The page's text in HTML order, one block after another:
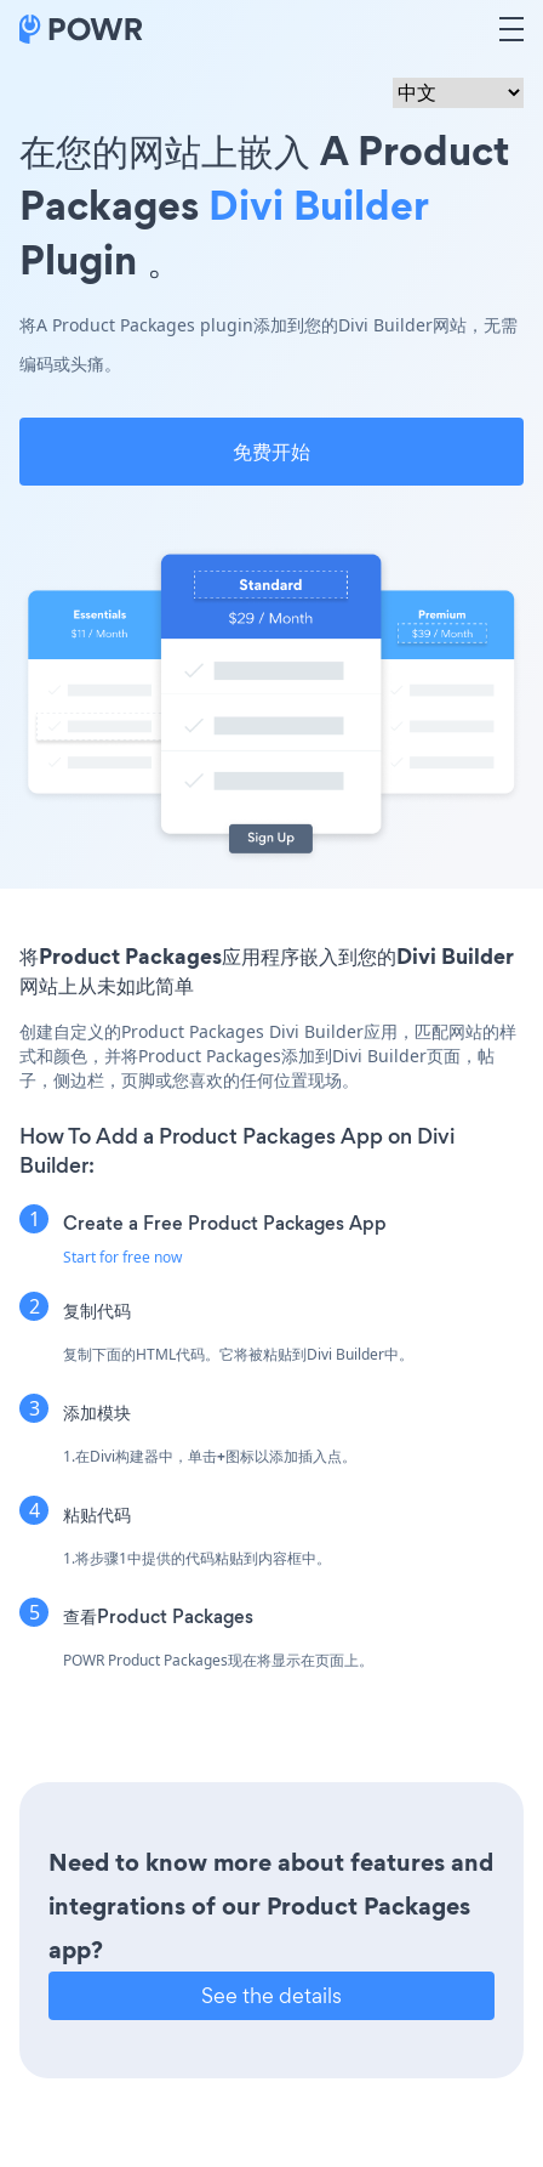
在您的网站上嵌入 A Product
Packages Divi Builder
Plugin 。
将A Product Packages plugin添加到您的Divi Builder网站，无需
编码或头痛。
免费开始
将Product Packages应用程序嵌入到您的Divi Builder
网站上从未如此简单
创建自定义的Product Packages Divi Builder应用，匹配网站的样
式和颜色，并将Product Packages添加到Divi Builder页面，帖
子，侧边栏，页脚或您喜欢的任何位置现场。
How To Add a Product Packages App on Divi
Builder:
Create a Free Product Packages App
Start for free now
复制代码
复制下面的HTML代码。它将被粘贴到Divi Builder中。
添加模块
1.在Divi构建器中，单击+图标以添加插入点。
粘贴代码
1.将步骤1中提供的代码粘贴到内容框中。
查看Product Packages
POWR Product Packages现在将显示在页面上。
Need to know more about features and
integrations of our Product Packages
app?
See the details